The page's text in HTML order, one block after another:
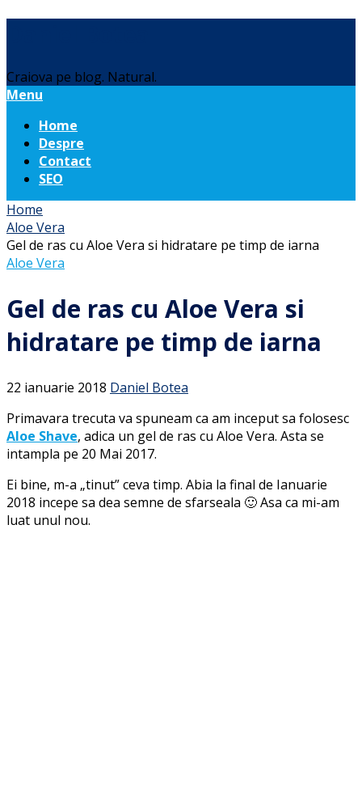
Craiova pe blog. Natural.
Menu
Home
Despre
Contact
SEO
Home
Aloe Vera
Gel de ras cu Aloe Vera si hidratare pe timp de iarna
Aloe Vera
Gel de ras cu Aloe Vera si
hidratare pe timp de iarna
22 ianuarie 2018 Daniel Botea
Primavara trecuta va spuneam ca am inceput sa folosesc
Aloe Shave, adica un gel de ras cu Aloe Vera. Asta se
intampla pe 20 Mai 2017.
Ei bine, m-a „tinut” ceva timp. Abia la final de Ianuarie
2018 incepe sa dea semne de sfarseala 🙂 Asa ca mi-am
luat unul nou.